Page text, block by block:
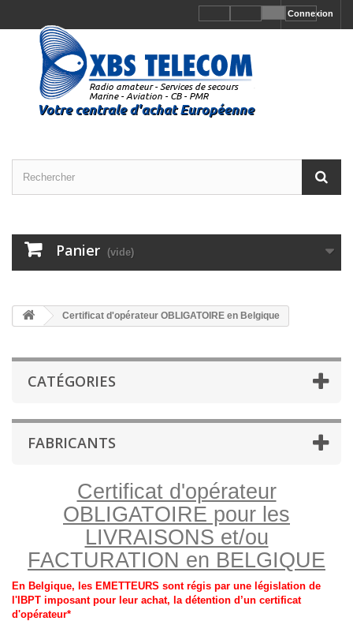
Connexion
Panier (vide)
Certificat d'opérateur OBLIGATOIRE en Belgique
CATÉGORIES
FABRICANTS
Certificat d'opérateur
OBLIGATOIRE pour les
LIVRAISONS et/ou
FACTURATION en BELGIQUE
En Belgique, les EMETTEURS sont régis par une législation de
l'IBPT imposant pour leur achat, la détention d’un certificat
d'opérateur*